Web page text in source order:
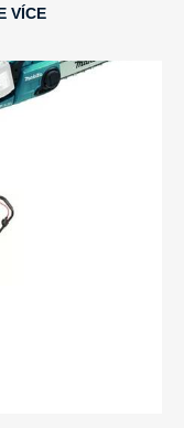
VÍCE